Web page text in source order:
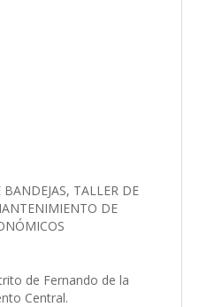
TALLER DE
DE
de Fernando de la
Central.